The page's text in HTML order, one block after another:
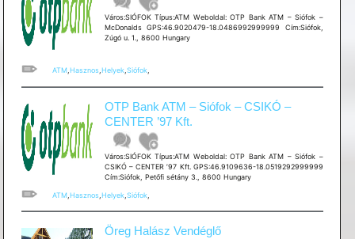
Város:SIÓFOK Típus:ATM Weboldal: OTP Bank ATM – Siófok –
McDonalds GPS:46.9020479-18.0486992999999 Cím:Siófok,
Zúgó u. 1., 8600 Hungary
ATM, Hasznos, Helyek, Siófok,
OTP Bank ATM – Siófok – CSIKÓ –
CENTER ’97 Kft.
Város:SIÓFOK Típus:ATM Weboldal: OTP Bank ATM – Siófok –
CSIKÓ – CENTER ’97 Kft. GPS:46.9109636-18.0519292999999
Cím:Siófok, Petőfi sétány 3., 8600 Hungary
ATM, Hasznos, Helyek, Siófok,
Öreg Halász Vendéglő